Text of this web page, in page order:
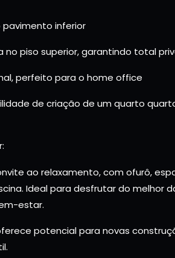
pavimento inferior
no piso superior, garantindo total
perfeito para o home office
de criação de um quarto
ao relaxamento, com ofurô,
Ideal para desfrutar do melhor
estar.
potencial para novas